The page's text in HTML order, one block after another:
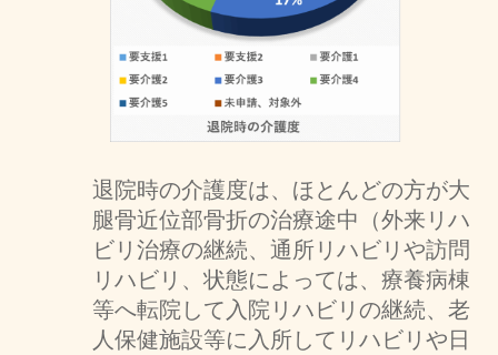
退院時の介護度は、ほとんどの方が大
腿骨近位部骨折の治療途中（外来リハ
ビリ治療の継続、通所リハビリや訪問
リハビリ、状態によっては、療養病棟
等へ転院して入院リハビリの継続、老
人保健施設等に入所してリハビリや日